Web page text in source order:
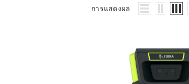
ก่อนเริ่มติดตั้ง
ระบบบาร์โค้ดในธุรกิจขน
ส่งและโลจิสติกส์
การแสดงผล